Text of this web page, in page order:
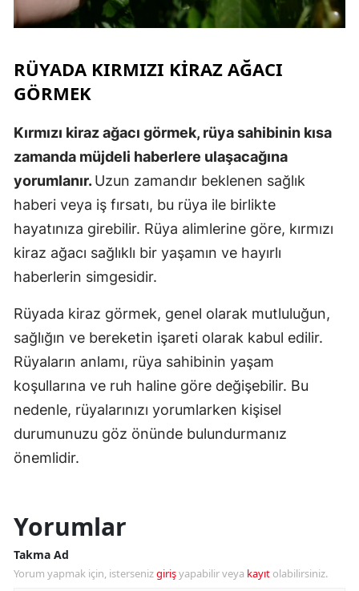
RÜYADA KIRMIZI KIRAZ AĞACI
GÖRMEK
Kırmızı kiraz ağacı görmek, rüya sahibinin kısa
zamanda müjdeli haberlere ulaşacağına
yorumlanır.Uzun zamandır beklenen sağlık
haberi veya iş fırsatı, bu rüya ile birlikte
hayatınıza girebilir. Rüya alimlerine göre, kırmızı
kiraz ağacı sağlıklı bir yaşamın ve hayırlı
haberlerin simgesidir.
Rüyada kiraz görmek, genel olarak mutluluğun,
sağlığın ve bereketin işareti olarak kabul edilir.
Rüyaların anlamı, rüya sahibinin yaşam
koşullarına ve ruh haline göre değişebilir. Bu
nedenle, rüyalarınızı yorumlarken kişisel
durumunuzu göz önünde bulundurmanız
önemlidir.
Yorumlar
Takma Ad
Yorum yapmak için, istersenizgirişyapabilir veya kayıt olabilirsiniz.